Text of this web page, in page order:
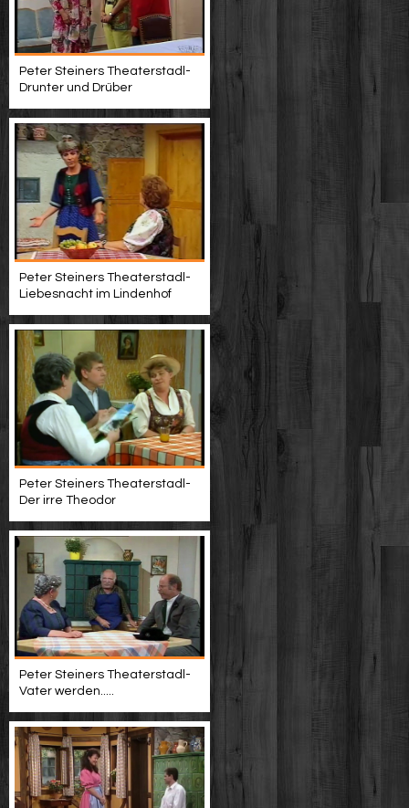
Peter Steiners Theaterstadl-
Drunter und Drüber
Peter Steiners Theaterstadl-
Liebesnacht im Lindenhof
Peter Steiners Theaterstadl-
Der irre Theodor
Peter Steiners Theaterstadl-
Vater werden.....